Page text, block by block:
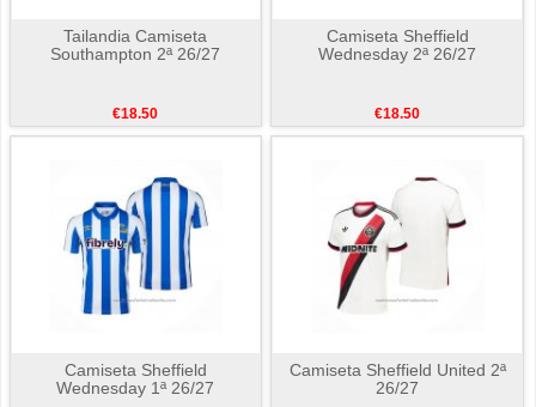
Tailandia Camiseta
Southampton 2ª 26/27
€18.50
Camiseta Sheffield
Wednesday 2ª 26/27
€18.50
Camiseta Sheffield
Wednesday 1ª 26/27
Camiseta Sheffield United 2ª
26/27